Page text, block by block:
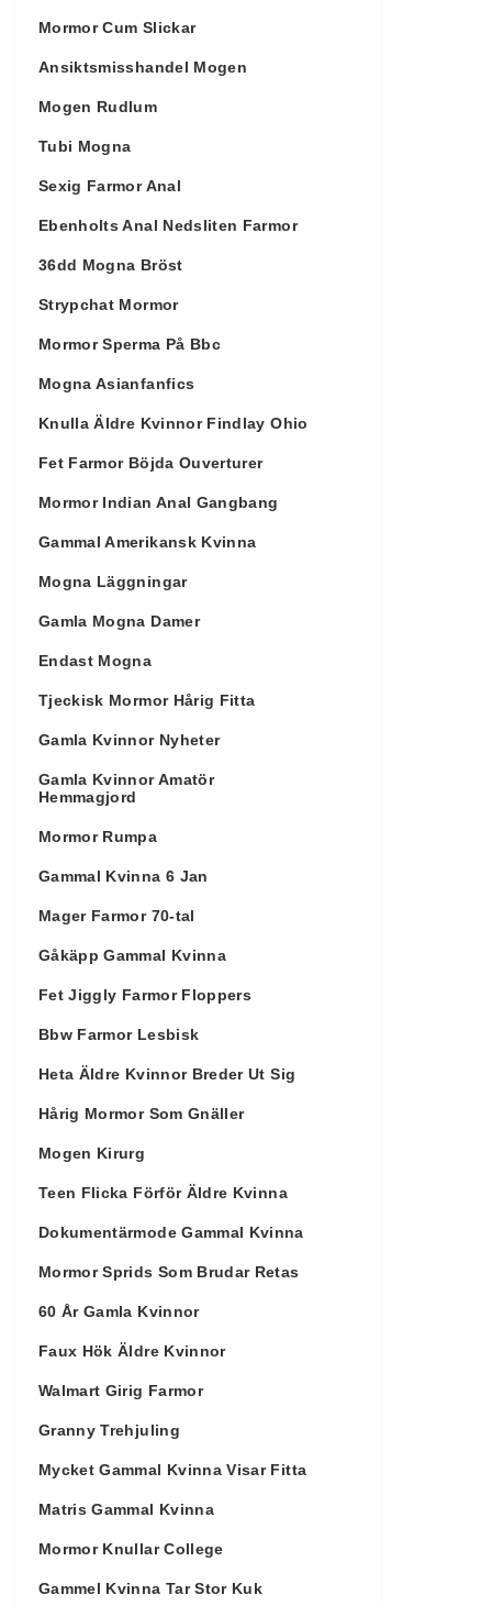
Mormor Cum Slickar
Ansiktsmisshandel Mogen
Mogen Rudlum
Tubi Mogna
Sexig Farmor Anal
Ebenholts Anal Nedsliten Farmor
36dd Mogna Bröst
Strypchat Mormor
Mormor Sperma På Bbc
Mogna Asianfanfics
Knulla Äldre Kvinnor Findlay Ohio
Fet Farmor Böjda Ouverturer
Mormor Indian Anal Gangbang
Gammal Amerikansk Kvinna
Mogna Läggningar
Gamla Mogna Damer
Endast Mogna
Tjeckisk Mormor Hårig Fitta
Gamla Kvinnor Nyheter
Gamla Kvinnor Amatör
Hemmagjord
Mormor Rumpa
Gammal Kvinna 6 Jan
Mager Farmor 70-tal
Gåkäpp Gammal Kvinna
Fet Jiggly Farmor Floppers
Bbw Farmor Lesbisk
Heta Äldre Kvinnor Breder Ut Sig
Hårig Mormor Som Gnäller
Mogen Kirurg
Teen Flicka Förför Äldre Kvinna
Dokumentärmode Gammal Kvinna
Mormor Sprids Som Brudar Retas
60 År Gamla Kvinnor
Faux Hök Äldre Kvinnor
Walmart Girig Farmor
Granny Trehjuling
Mycket Gammal Kvinna Visar Fitta
Matris Gammal Kvinna
Mormor Knullar College
Gammel Kvinna Tar Stor Kuk